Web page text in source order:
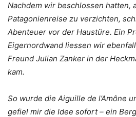
Nachdem wir beschlossen hatten,
Patagonienreise zu verzichten,
Abenteuer vor der Haustüre. Ein
Eigernordwand liessen wir
Freund Julian Zanker in der
kam.
So wurde die Aiguille de l’Amône
gefiel mir die Idee sofort – ein